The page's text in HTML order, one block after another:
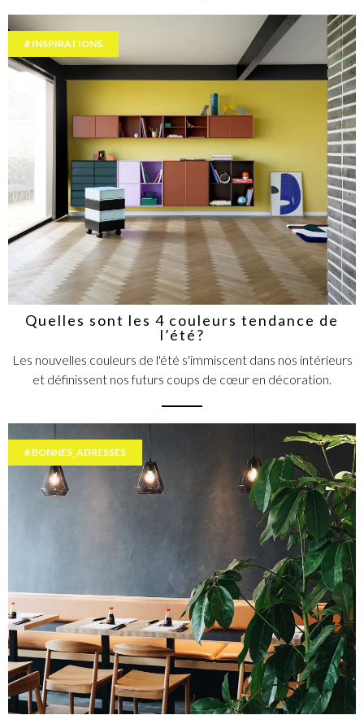
INSPIRATIONS
Quelles sont les 4 couleurs tendance de
l’été?
Les nouvelles couleurs de l'été s'immiscent dans nos intérieurs
et définissent nos futurs coups de cœur en décoration.
BONNES_ADRESSES